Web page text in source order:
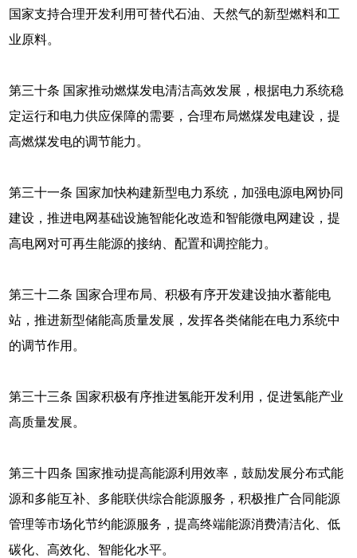
国家支持合理开发利用可替代石油、天然气的新型燃料和工
业原料。
第三十条 国家推动燃煤发电清洁高效发展，根据电力系统稳
定运行和电力供应保障的需要，合理布局燃煤发电建设，提
高燃煤发电的调节能力。
第三十一条 国家加快构建新型电力系统，加强电源电网协同
建设，推进电网基础设施智能化改造和智能微电网建设，提
高电网对可再生能源的接纳、配置和调控能力。
第三十二条 国家合理布局、积极有序开发建设抽水蓄能电
站，推进新型储能高质量发展，发挥各类储能在电力系统中
的调节作用。
第三十三条 国家积极有序推进氢能开发利用，促进氢能产业
高质量发展。
第三十四条 国家推动提高能源利用效率，鼓励发展分布式能
源和多能互补、多能联供综合能源服务，积极推广合同能源
管理等市场化节约能源服务，提高终端能源消费清洁化、低
碳化、高效化、智能化水平。